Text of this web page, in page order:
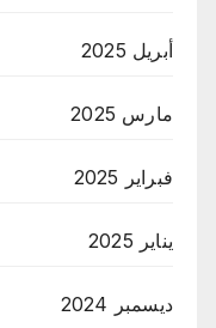
أبريل 2025
مارس 2025
فبراير 2025
يناير 2025
ديسمبر 2024